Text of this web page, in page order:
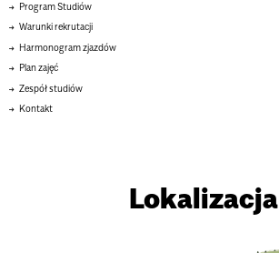
Program Studiów
Warunki rekrutacji
Harmonogram zjazdów
Plan zajęć
Zespół studiów
Kontakt
Lokalizacja